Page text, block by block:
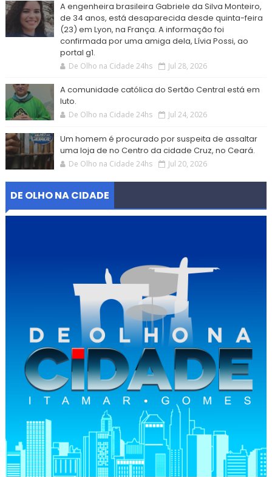
A engenheira brasileira Gabriele da Silva Monteiro,
de 34 anos, está desaparecida desde quinta-feira
(23) em Lyon, na França. A informação foi
confirmada por uma amiga dela, Lívia Possi, ao
portal g1.
De Olho na Cidade 24hs Jul 28, 2026
A comunidade católica do Sertão Central está em
luto.
De Olho na Cidade 24hs Jul 24, 2026
Um homem é procurado por suspeita de assaltar
uma loja de no Centro da cidade Cruz, no Ceará.
De Olho na Cidade 24hs Jul 20, 2026
DE OLHO NA CIDADE